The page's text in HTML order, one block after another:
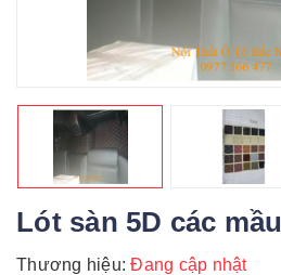
Lót sàn 5D các mầu
Thương hiệu: Đang cập nhật